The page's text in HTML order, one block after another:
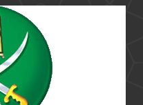
facebook